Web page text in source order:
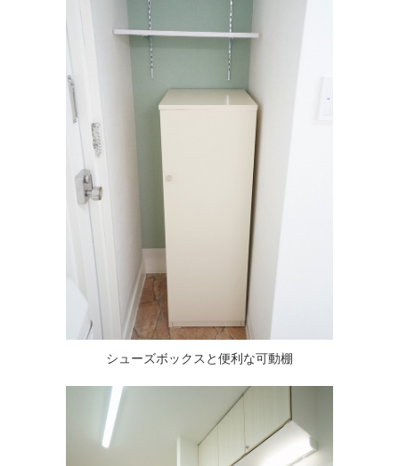
シューズボックスと便利な可動棚